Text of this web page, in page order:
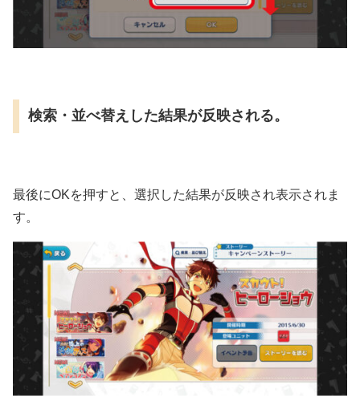
検索・並べ替えした結果が反映される。
最後にOKを押すと、選択した結果が反映され表示されま
す。